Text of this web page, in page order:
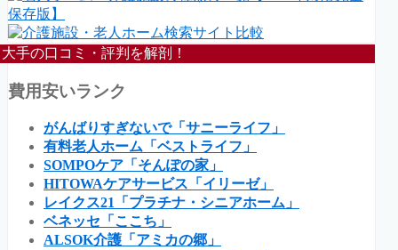
大手の口コミ・評判を解剖！
費用安いランク
がんばりすぎないで「サニーライフ」
有料老人ホーム「ベストライフ」
SOMPOケア「そんぽの家」
HITOWAケアサービス「イリーゼ」
レイクス21「プラチナ・シニアホーム」
ベネッセ「ここち」
ALSOK介護「アミカの郷」